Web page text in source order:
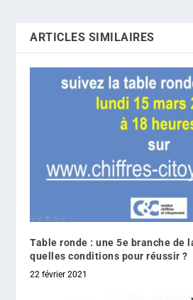
ARTICLES SIMILAIRES
Table ronde : une 5e branche de
quelles conditions pour réussir ?
22 février 2021